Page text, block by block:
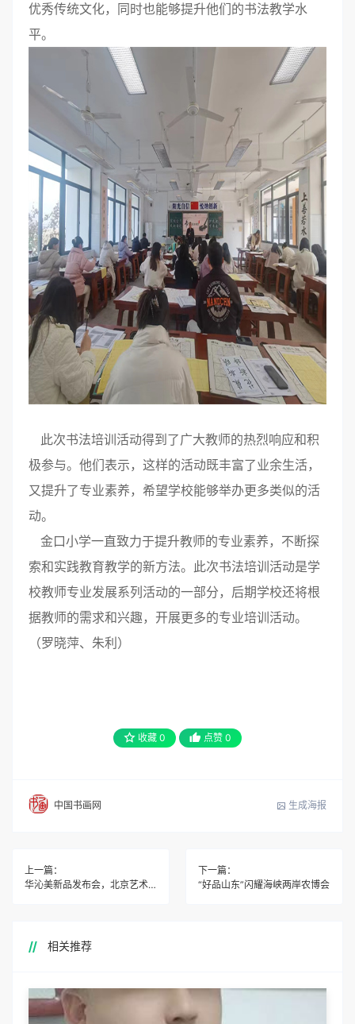
优秀传统文化，同时也能够提升他们的书法教学水
平。
此次书法培训活动得到了广大教师的热烈响应和积
极参与。他们表示，这样的活动既丰富了业余生活，
又提升了专业素养，希望学校能够举办更多类似的活
动。
金口小学一直致力于提升教师的专业素养，不断探
索和实践教育教学的新方法。此次书法培训活动是学
校教师专业发展系列活动的一部分，后期学校还将根
据教师的需求和兴趣，开展更多的专业培训活动。
（罗晓萍、朱利）
收藏 0 点赞 0
中国书画网 生成海报
上一篇：
华沁美新品发布会，北京艺术文化界齐聚共襄盛举
下一篇：
“好品山东”闪耀海峡两岸农博会
相关推荐